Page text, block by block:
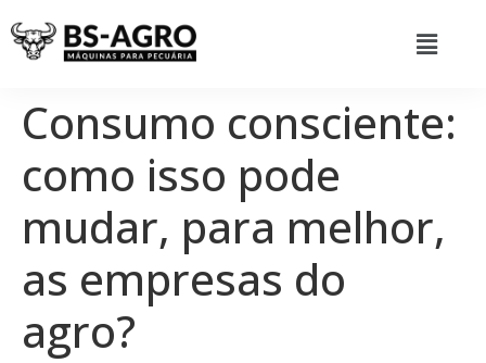
Consumo consciente:
como isso pode
mudar, para melhor,
as empresas do
agro?